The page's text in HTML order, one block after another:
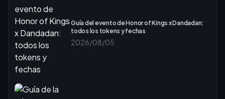
Guía del evento de Honor of Kings x Dandadan:
todos los tokens y fechas
2026/08/05